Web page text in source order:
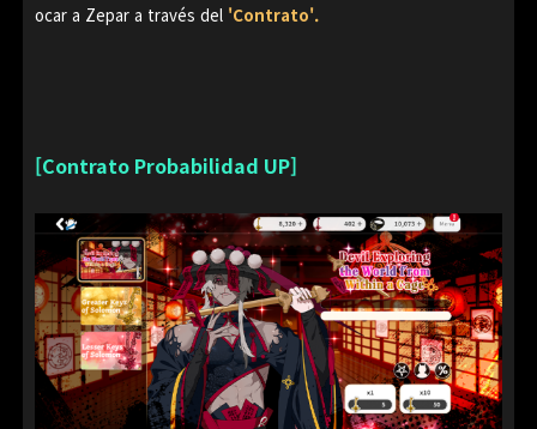
ocar a Zepar a través del 'Contrato'.
[Contrato Probabilidad UP]